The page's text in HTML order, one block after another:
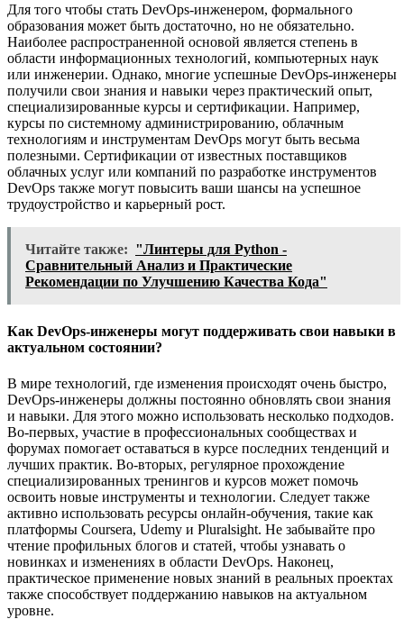
Для того чтобы стать DevOps-инженером, формального
образования может быть достаточно, но не обязательно.
Наиболее распространенной основой является степень в
области информационных технологий, компьютерных наук
или инженерии. Однако, многие успешные DevOps-инженеры
получили свои знания и навыки через практический опыт,
специализированные курсы и сертификации. Например,
курсы по системному администрированию, облачным
технологиям и инструментам DevOps могут быть весьма
полезными. Сертификации от известных поставщиков
облачных услуг или компаний по разработке инструментов
DevOps также могут повысить ваши шансы на успешное
трудоустройство и карьерный рост.
Читайте также: "Линтеры для Python -
Сравнительный Анализ и Практические
Рекомендации по Улучшению Качества Кода"
Как DevOps-инженеры могут поддерживать свои навыки в
актуальном состоянии?
В мире технологий, где изменения происходят очень быстро,
DevOps-инженеры должны постоянно обновлять свои знания
и навыки. Для этого можно использовать несколько подходов.
Во-первых, участие в профессиональных сообществах и
форумах помогает оставаться в курсе последних тенденций и
лучших практик. Во-вторых, регулярное прохождение
специализированных тренингов и курсов может помочь
освоить новые инструменты и технологии. Следует также
активно использовать ресурсы онлайн-обучения, такие как
платформы Coursera, Udemy и Pluralsight. Не забывайте про
чтение профильных блогов и статей, чтобы узнавать о
новинках и изменениях в области DevOps. Наконец,
практическое применение новых знаний в реальных проектах
также способствует поддержанию навыков на актуальном
уровне.